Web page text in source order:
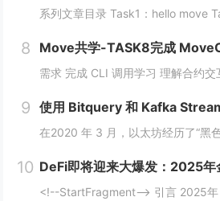
8 Move共学-TASK8完成
9 使用 Bitquery 和 Kafka
10